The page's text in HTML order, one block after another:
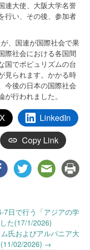
連大使、大阪大学名誉
行い、その後、参加者
、国連が国際社会で果
際社会における各国間
国でポピュリズムの台
見られます。かかる時
今後の日本の国際社会
行われました。
LinkedIn
Copy Link
7日で行う「アジアの学
た(17/1/2026)
氏およびアルバニア大
02/2026) →